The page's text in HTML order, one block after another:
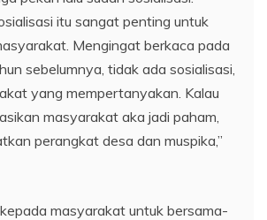
itu sangat penting untuk
Mengingat berkaca pada
sebelumnya, tidak ada sosialisasi,
yang mempertanyakan. Kalau
masyarakat aka jadi paham,
perangkat desa dan muspika,”
masyarakat untuk bersama-